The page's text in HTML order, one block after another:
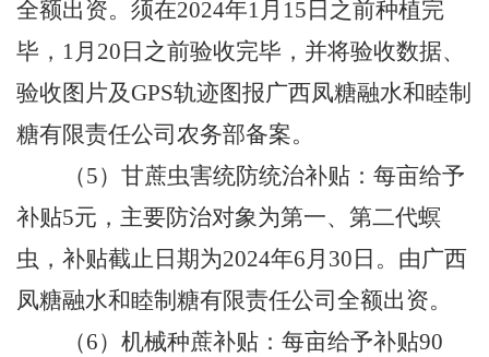
全额出资。须在2024年1月 15 日之前种植完
毕， 1月 20 日之前验收完毕，并将验收数据、
验收图片及 GPS轨迹图报广西凤糖融水和睦制
糖有限责任公司农务部备案。
（5）甘蔗虫害统防统治补贴：每亩给予
补贴5元，主要防治对象为第一、第二代螟
虫，补贴截止日期为2024年6月 30 日。由广西
凤糖融水和睦制糖有限责任公司全额出资。
（6）机械种蔗补贴：每亩给予补贴90